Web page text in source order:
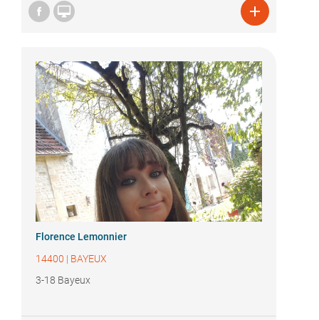
 
Florence Lemonnier
14400 | BAYEUX
3-18 Bayeux